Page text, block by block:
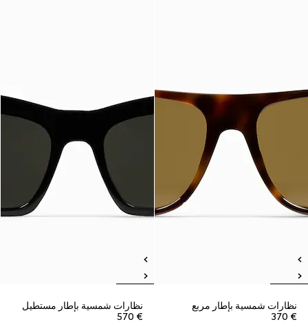
نظارات شمسية بإطار مربع
€ 370
نظارات شمسية بإطار مستطيل
€ 570